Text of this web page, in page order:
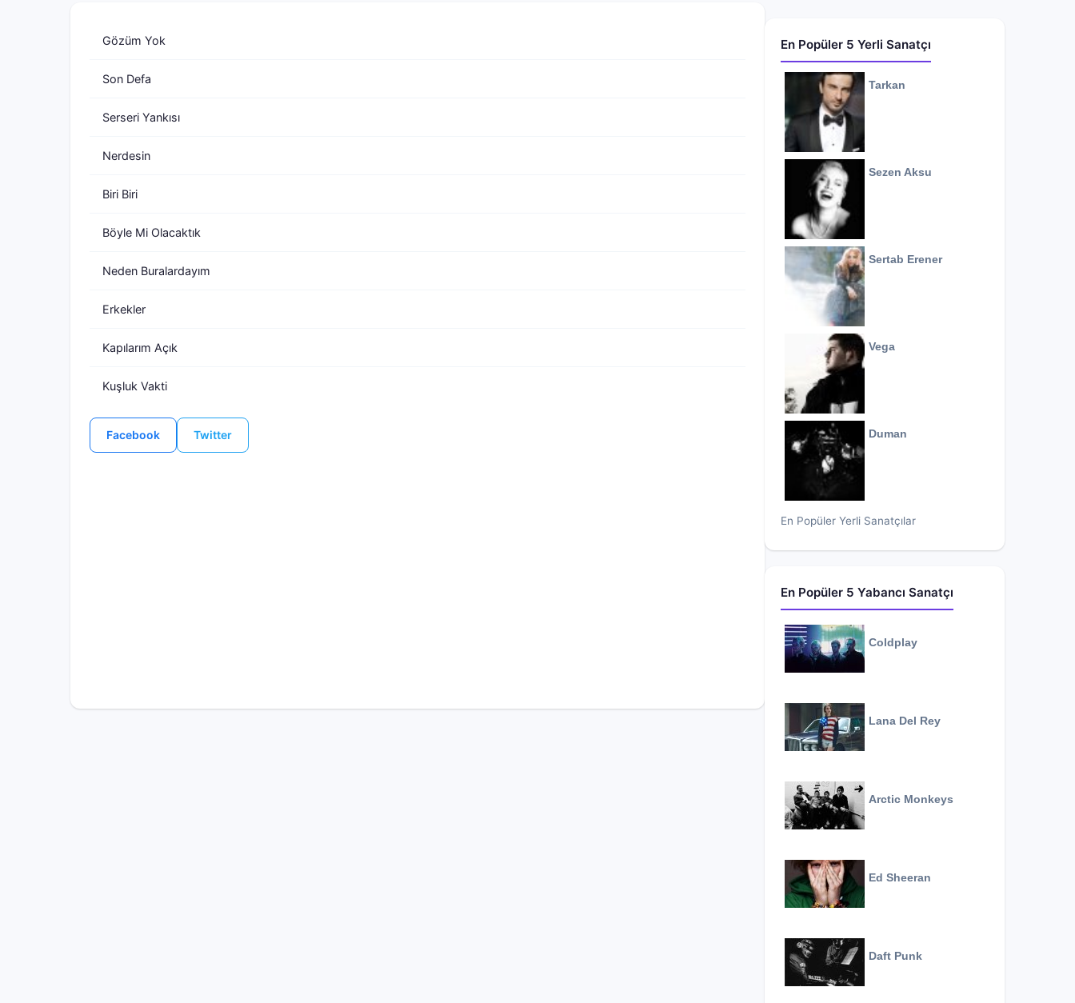
Gözüm Yok
Son Defa
Serseri Yankısı
Nerdesin
Biri Biri
Böyle Mi Olacaktık
Neden Buralardayım
Erkekler
Kapılarım Açık
Kuşluk Vakti
Facebook Twitter
En Popüler 5 Yerli Sanatçı
Tarkan
Sezen Aksu
Sertab Erener
Vega
Duman
En Popüler Yerli Sanatçılar
En Popüler 5 Yabancı Sanatçı
Coldplay
Lana Del Rey
Arctic Monkeys
Ed Sheeran
Daft Punk